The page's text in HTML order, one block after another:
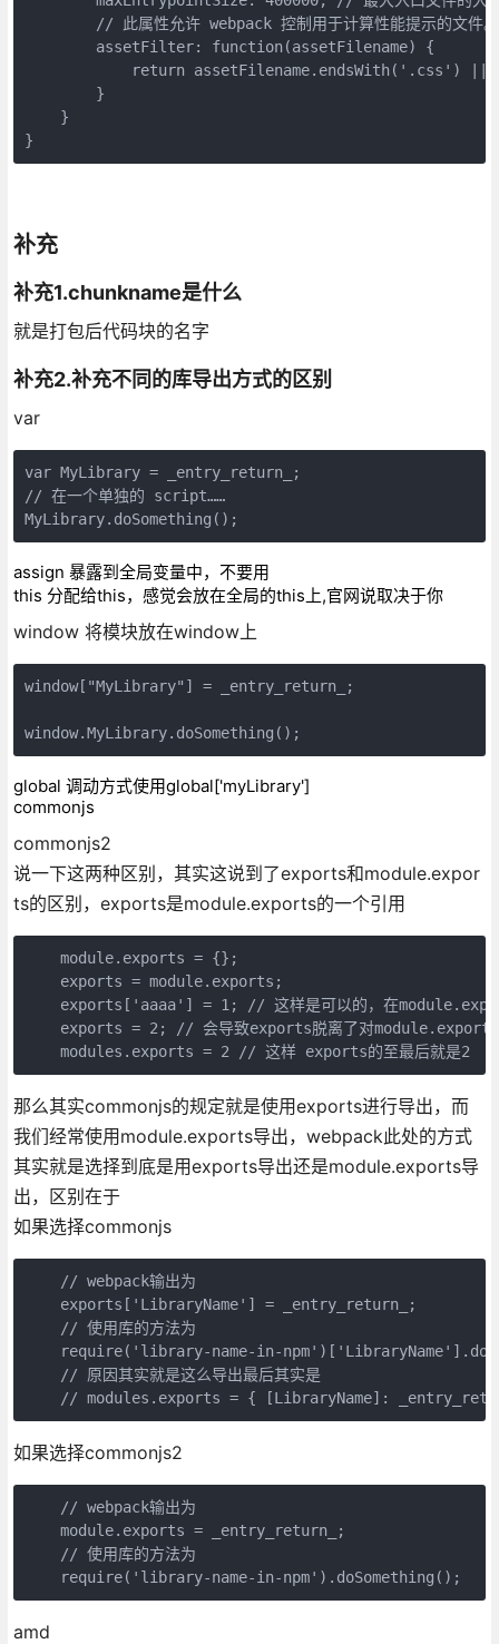
        // 此属性允许 webpack 控制用于计算性能提示的文件。
        assetFilter: function(assetFilename) {
return assetFilename.endsWith('.css') ||
        }
    }
}
补充
补充1.chunkname是什么
就是打包后代码块的名字
补充2.补充不同的库导出方式的区别
var
var MyLibrary = _entry_return_;
// 在一个单独的 script……
MyLibrary.doSomething();
assign 暴露到全局变量中，不要用
this 分配给this，感觉会放在全局的this上,官网说取决于你
window 将模块放在window上
window["MyLibrary"] = _entry_return_;
window.MyLibrary.doSomething();
global 调动方式使用global['myLibrary']
commonjs
commonjs2
说一下这两种区别，其实这说到了exports和module.expor
ts的区别，exports是module.exports的一个引用
    module.exports = {};
    exports = module.exports;
exports['aaaa'] = 1; // 这样是可以的，在
exports = 2; // 会导致exports脱离了对module.exports
    modules.exports = 2 // 这样 exports的至最后就是2
那么其实commonjs的规定就是使用exports进行导出，而
我们经常使用module.exports导出，webpack此处的方式
其实就是选择到底是用exports导出还是module.exports导
出，区别在于
如果选择commonjs
    // webpack输出为
    exports['LibraryName'] = _entry_return_;
    // 使用库的方法为
require('library-name-in-
    // 原因其实就是这么导出最后其实是
// modules.exports = { [LibraryName]:
如果选择commonjs2
    // webpack输出为
    module.exports = _entry_return_;
    // 使用库的方法为
    require('library-name-in-npm').doSomething();
amd